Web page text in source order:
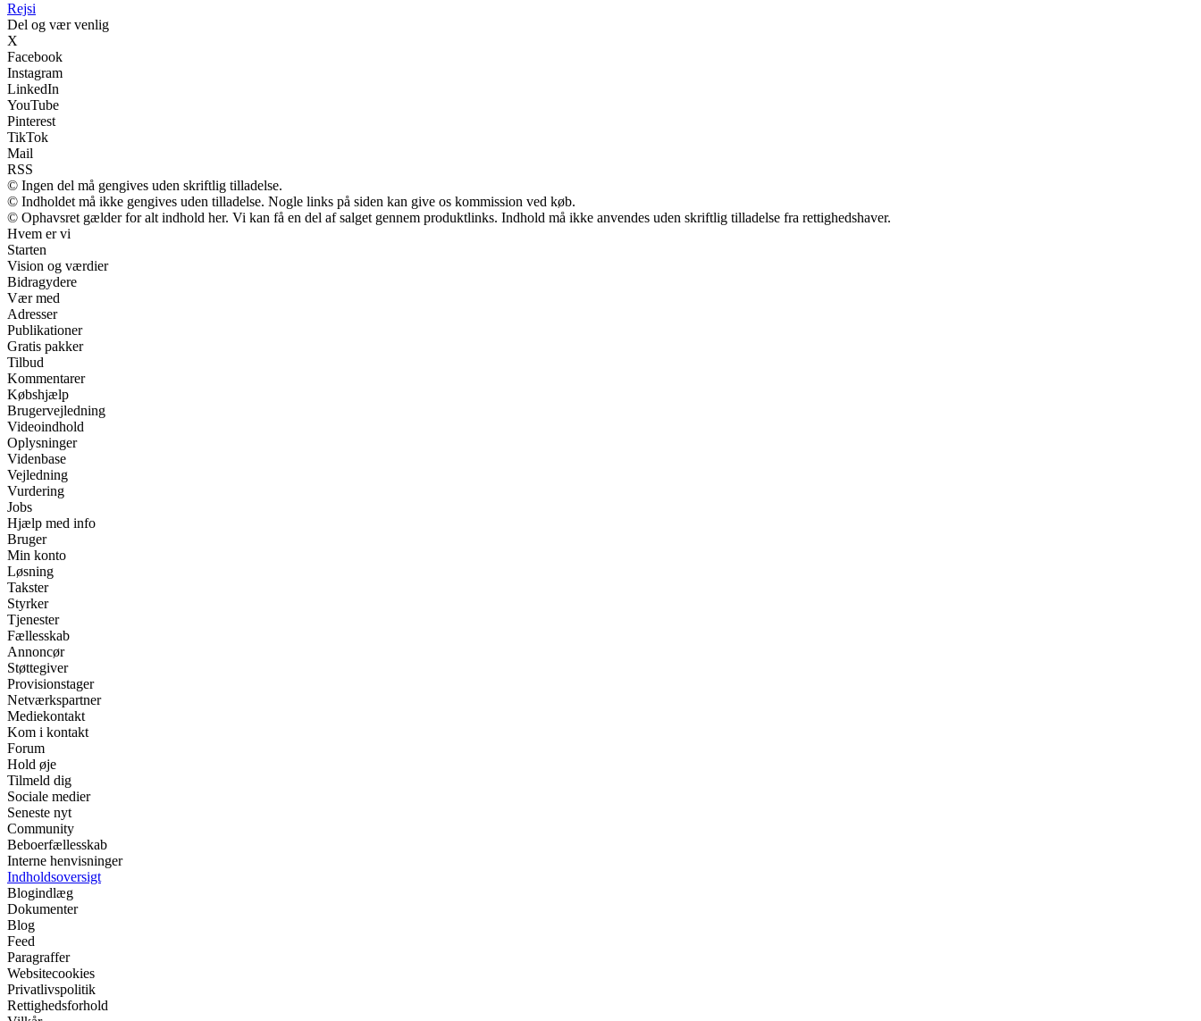
Rejsi
Del og vær venlig
X
Facebook
Instagram
LinkedIn
YouTube
Pinterest
TikTok
Mail
RSS
© Ingen del må gengives uden skriftlig tilladelse.
© Indholdet må ikke gengives uden tilladelse. Nogle links på siden kan give os kommission ved køb.
© Ophavsret gælder for alt indhold her. Vi kan få en del af salget gennem produktlinks. Indhold må ikke anvendes uden skriftlig tilladelse fra rettighedshaver.
Hvem er vi
Starten
Vision og værdier
Bidragydere
Vær med
Adresser
Publikationer
Gratis pakker
Tilbud
Kommentarer
Købshjælp
Brugervejledning
Videoindhold
Oplysninger
Videnbase
Vejledning
Vurdering
Jobs
Hjælp med info
Bruger
Min konto
Løsning
Takster
Styrker
Tjenester
Fællesskab
Annoncør
Støttegiver
Provisionstager
Netværkspartner
Mediekontakt
Kom i kontakt
Forum
Hold øje
Tilmeld dig
Sociale medier
Seneste nyt
Community
Beboerfællesskab
Interne henvisninger
Indholdsoversigt
Blogindlæg
Dokumenter
Blog
Feed
Paragraffer
Websitecookies
Privatlivspolitik
Rettighedsforhold